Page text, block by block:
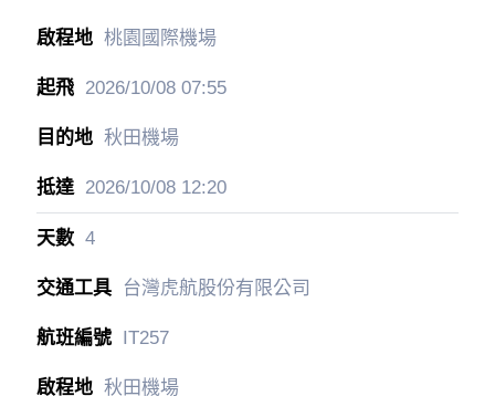
桃園國際機場
2026/10/0807:55
秋田機場
2026/10/0812:20
4
台灣虎航股份有限公司
IT257
秋田機場